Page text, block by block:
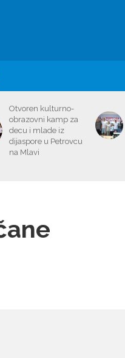
Otvoren kulturno-
obrazovni kamp za
decu i mlade iz
dijaspore u Petrovcu
na Mlavi